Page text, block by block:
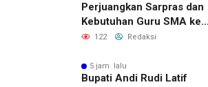
Perjuangkan Sarpras dan
Kebutuhan Guru SMA ke
Pemprov Kalsel
122 Redaksi
5 jam lalu
Bupati Andi Rudi Latif